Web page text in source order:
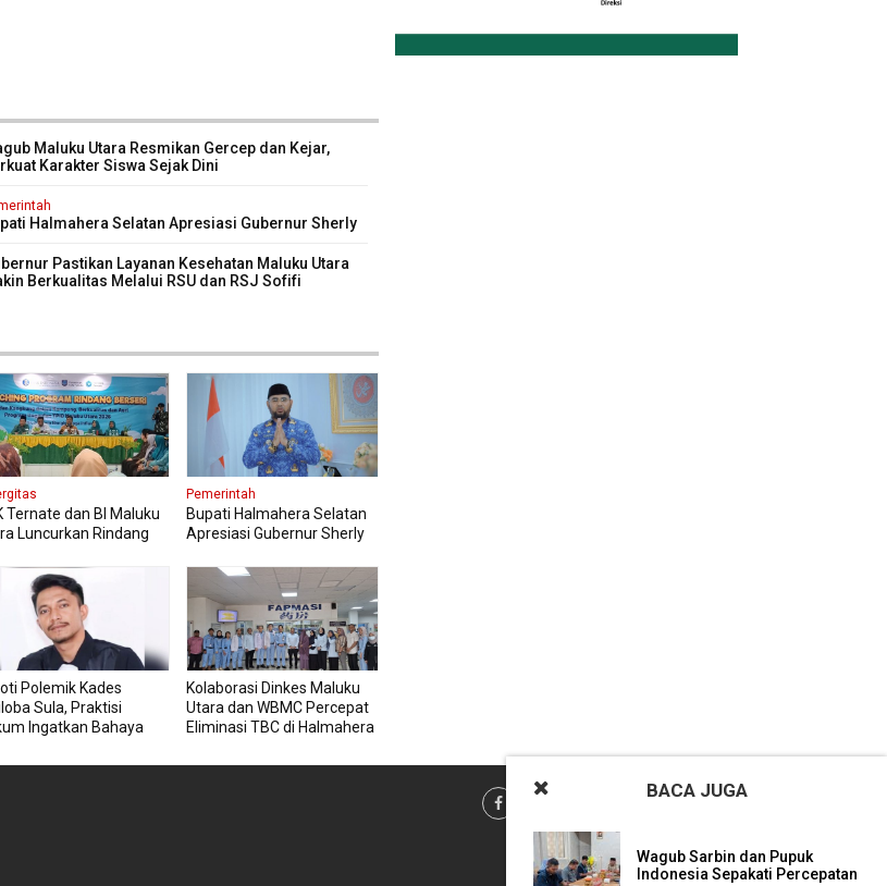
Maluku Utara Resmikan Gercep dan Kejar,
Karakter Siswa Sejak Dini
Halmahera Selatan Apresiasi Gubernur Sherly
Pastikan Layanan Kesehatan Maluku Utara
Berkualitas Melalui RSU dan RSJ Sofifi
Ternate dan BI Maluku
Luncurkan Rindang
Pemerintah
Bupati Halmahera Selatan
Apresiasi Gubernur Sherly
Pengadaan Barang dan
Jasa
Polemik Kades
Sula, Praktisi
Ingatkan Bahaya
Kolaborasi Dinkes Maluku
Utara dan WBMC Percepat
Eliminasi TBC di Halmahera
BACAJUGA
Wagub Sarbin dan Pupuk
Indonesia Sepakati Percepatan